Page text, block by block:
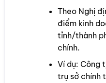
Theo Nghị
điểm kinh
tỉnh/thành
chính.
Ví dụ: Công
trụ sở chính